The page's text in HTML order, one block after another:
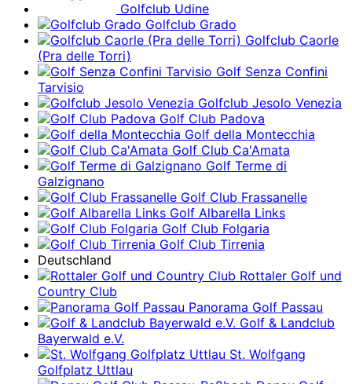
Golfclub Udine
Golfclub Grado
Golfclub Caorle
(Pra delle Torri)
Golf Senza Confini
Tarvisio
Golfclub Jesolo Venezia
Golf Club Padova
Golf della Montecchia
Golf Club Ca'Amata
Golf Terme di
Galzignano
Golf Club Frassanelle
Golf Albarella Links
Golf Club Folgaria
Golf Club Tirrenia
Deutschland
Rottaler Golf und
Country Club
Panorama Golf Passau
Golf & Landclub
Bayerwald e.V.
St. Wolfgang
Golfplatz Uttlau